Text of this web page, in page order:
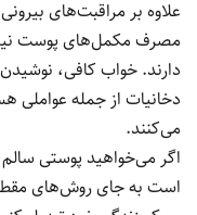
علاوه بر مراقبت‌های
مصرف مکمل‌های پوست
دارند. خواب کافی،
دخانیات از جمله
می‌کنند.
اگر می‌خواهید پوستی
است به جای روش‌های